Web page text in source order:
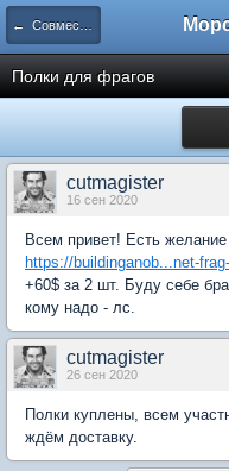
← Совместные закупки
Полки для фрагов
cutmagister
16 сен 2020
Всем привет! Есть желание
https://buildinganob...net-
+60$ за 2 шт. Буду себе
кому надо - лс.
cutmagister
26 сен 2020
Полки куплены, всем
ждём доставку.